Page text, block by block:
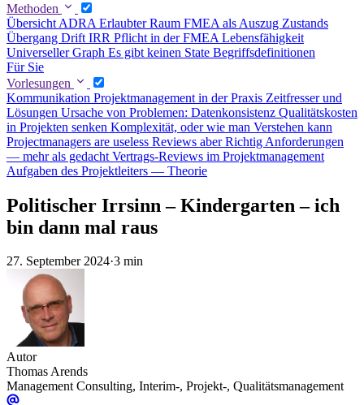
Methoden
Übersicht ADRA Erlaubter Raum FMEA als Auszug Zustands
Übergang Drift IRR Pflicht in der FMEA Lebensfähigkeit
Universeller Graph Es gibt keinen State Begriffsdefinitionen
Für Sie
Vorlesungen
Kommunikation Projektmanagement in der Praxis Zeitfresser und
Lösungen Ursache von Problemen: Datenkonsistenz Qualitätskosten
in Projekten senken Komplexität, oder wie man Verstehen kann
Projectmanagers are useless Reviews aber Richtig Anforderungen
— mehr als gedacht Vertrags-Reviews im Projektmanagement
Aufgaben des Projektleiters — Theorie
Politischer Irrsinn – Kindergarten – ich
bin dann mal raus
27. September 2024·3 min
Autor
Thomas Arends
Management Consulting, Interim-, Projekt-, Qualitätsmanagement